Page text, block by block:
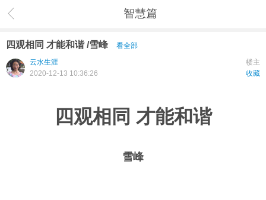
智慧篇
四观相同 才能和谐 /雪峰
看全部
楼主
云水生涯
收藏
2020-12-13 10:36:26
四观相同 才能和谐
雪峰